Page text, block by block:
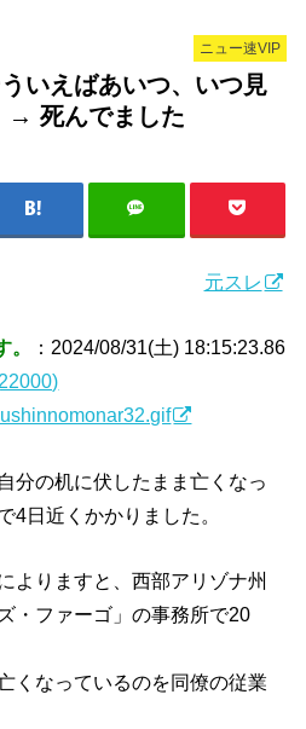
ニュー速VIP
いえばあいつ、いつ見
→ 死んでました
元スレ
：2024/08/31(土) 18:15:23.86
分の机に伏したまま亡くなっ
4日近くかかりました。
よりますと、西部アリゾナ州
・ファーゴ」の事務所で20
くなっているのを同僚の従業